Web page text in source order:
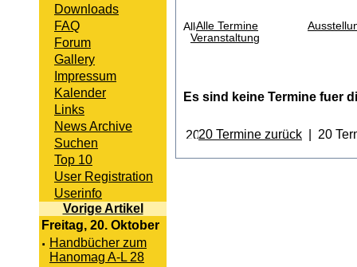
Downloads
FAQ
Forum
Gallery
Impressum
Kalender
Links
News Archive
Suchen
Top 10
User Registration
Userinfo
Vorige Artikel
Freitag, 20. Oktober
· Handbücher zum
Hanomag A-L 28
Alle Termine
Veranstaltung
Es sind keine Termine fuer
20 Termine zurück | 20